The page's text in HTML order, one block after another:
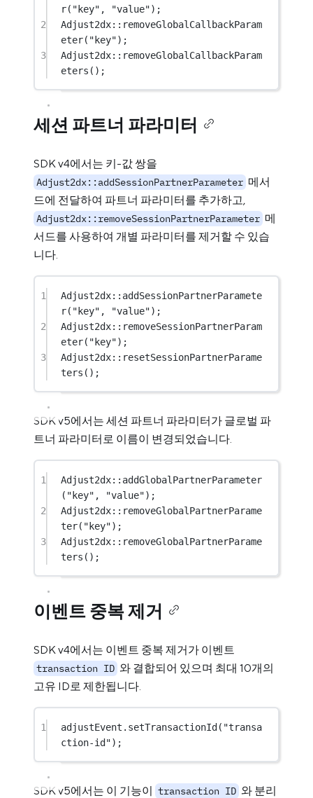
r( "key" , "value");
2
Adjust2dx:: removeGlobalCallbackParam
eter( "key");
3
Adjust2dx:: removeGlobalCallbackParam
eters ();
세션 파트너 파라미터
SDK v4에서는 키-값 쌍을
Adjust2dx::addSessionPartnerParameter 메서
드에 전달하여 파트너 파라미터를 추가하고,
Adjust2dx::removeSessionPartnerParameter 메
서드를 사용하여 개별 파라미터를 제거할 수 있습
니다.
1 Adjust2dx:: addSessionPartnerParamete
r( "key" , "value");
2
Adjust2dx:: removeSessionPartnerParam
eter( "key");
3
Adjust2dx:: resetSessionPartnerParame
ters ();
SDK v5에서는 세션 파트너 파라미터가 글로벌 파
트너 파라미터로 이름이 변경되었습니다.
1 Adjust2dx:: addGlobalPartnerParameter
( "key" , "value");
2
Adjust2dx:: removeGlobalPartnerParame
ter( "key");
3
Adjust2dx:: removeGlobalPartnerParame
ters ();
이벤트 중복 제거
SDK v4에서는 이벤트 중복 제거가 이벤트
transaction ID 와 결합되어 있으며 최대 10개의
고유 ID로 제한됩니다.
1 adjustEvent. setTransactionId( "transa
ction-id");
SDK v5에서는 이 기능이 transaction ID 와 분리